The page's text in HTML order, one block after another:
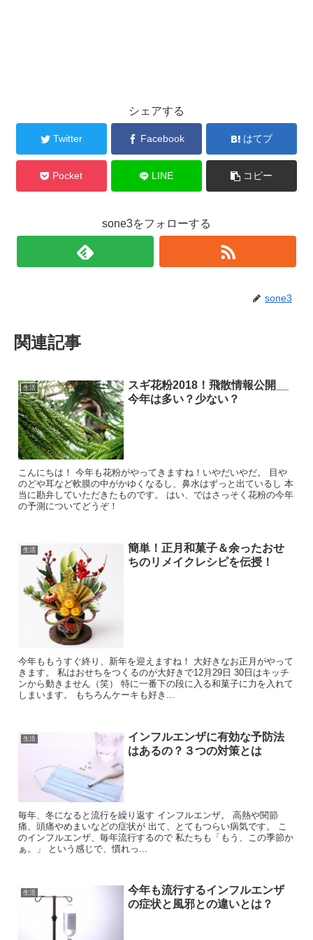
シェアする
Twitter Facebook はてブ
Pocket LINE コピー
sone3をフォローする
sone3
関連記事
生活
スギ花粉2018！飛散情報公開__
今年は多い？少ない？
こんにちは！ 今年も花粉がやってきますね！いやだいやだ。 目や
のどや耳など軟膜の中がかゆくなるし、鼻水はずっと出ているし 本
当に勘弁していただきたものです。 はい、ではさっそく花粉の今年
の予測についてどうぞ！
生活
簡単！正月和菓子＆余ったおせ
ちのリメイクレシピを伝授！
今年ももうすぐ終り、新年を迎えますね！ 大好きなお正月がやって
きます。 私はおせちをつくるのが大好きで12月29日 30日はキッチ
ンから動きません（笑） 特に一番下の段に入る和菓子に力を入れて
しまいます。 もちろんケーキも好き...
生活
インフルエンザに有効な予防法
はあるの？３つの対策とは
毎年、冬になると流行を繰り返す インフルエンザ。 高熱や関節
痛、頭痛やめまいなどの症状が 出て、とてもつらい病気です。 こ
のインフルエンザ、毎年流行するので 私たちも「もう、この季節か
ぁ。」 という感じで、慣れっ...
生活
今年も流行するインフルエンザ
の症状と風邪との違いとは？